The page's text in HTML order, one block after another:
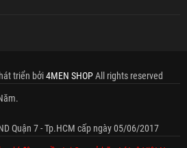
triển bởi4MEN SHOPAll rights reserved
Quận 7 - Tp.HCM cấp ngày 05/06/2017